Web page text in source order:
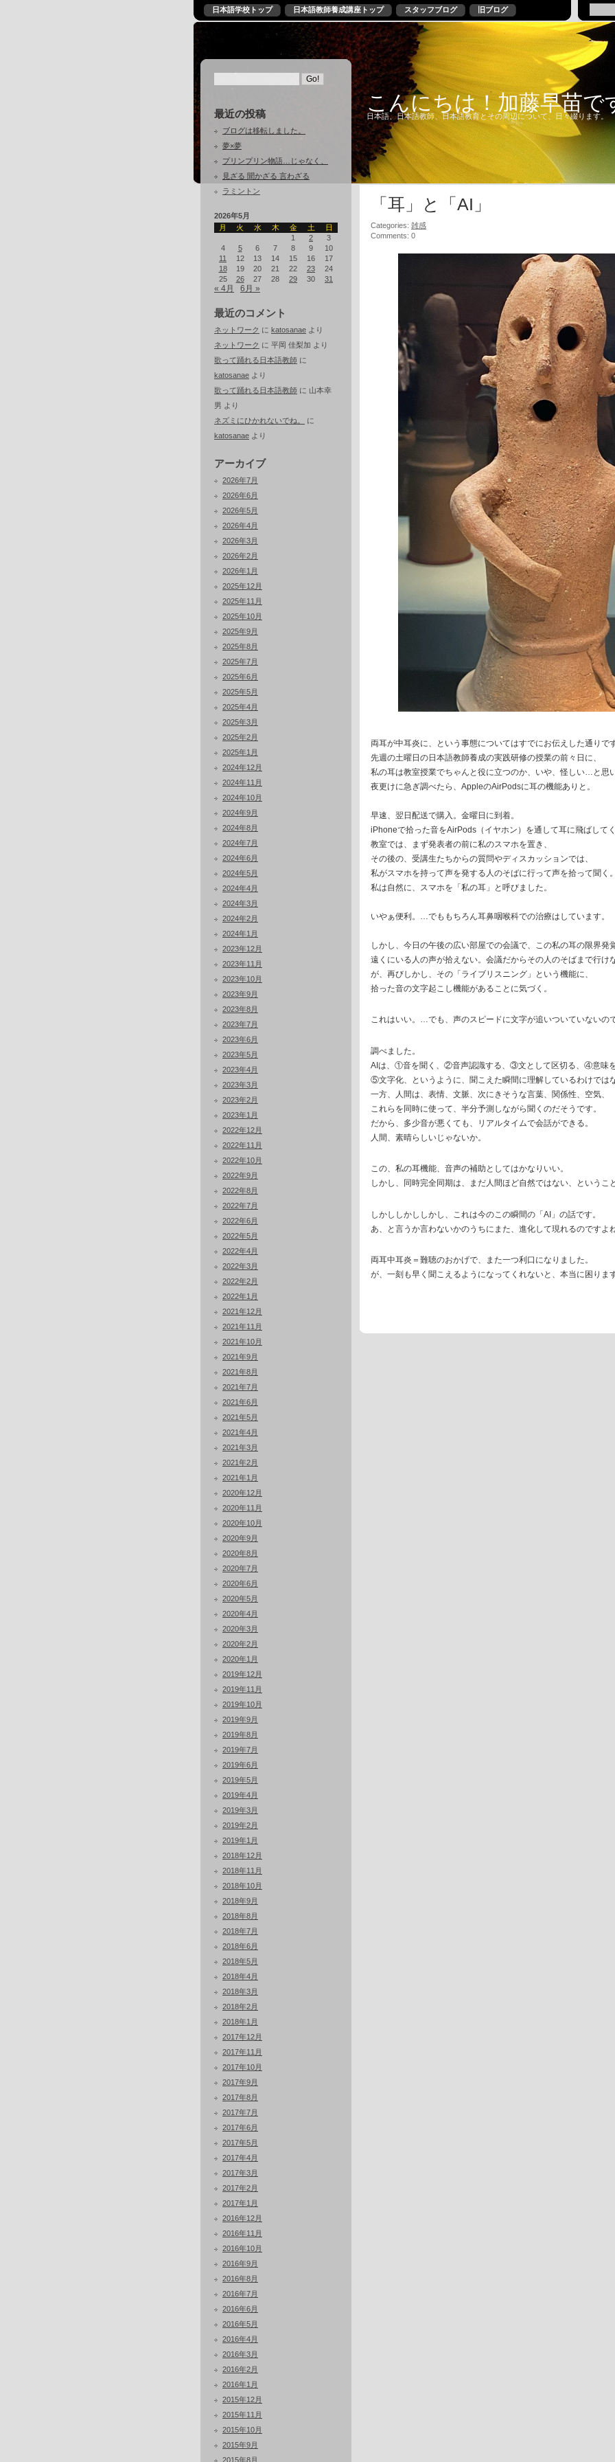
日本語学校トップ 日本語教師養成講座トップ スタッフブログ 旧ブログ
最近の投稿
ブログは移転しました。
夢×夢
プリンプリン物語…じゃなく、
見ざる 聞かざる 言わざる
ラミントン
2026年5月
月
火 水 木 金 土
日
1
2
3
4
5 6 7 8 9
10
11
12 13 14 15 16
17
18
19 20 21 22 23
24
25
26 27 28 29 30 31
« 4月 6月 »
最近のコメント
ネットワーク に katosanae より
ネットワーク に 平岡 佳梨加 より
歌って踊れる日本語教師 に
katosanae より
歌って踊れる日本語教師 に 山本幸
男 より
ネズミにひかれないでね。
に
katosanae より
アーカイブ
2026年7月
2026年6月
2026年5月
2026年4月
2026年3月
2026年2月
2026年1月
2025年12月
2025年11月
2025年10月
2025年9月
2025年8月
2025年7月
2025年6月
2025年5月
2025年4月
2025年3月
2025年2月
2025年1月
2024年12月
2024年11月
2024年10月
2024年9月
2024年8月
2024年7月
2024年6月
2024年5月
2024年4月
2024年3月
2024年2月
2024年1月
2023年12月
2023年11月
2023年10月
2023年9月
2023年8月
2023年7月
2023年6月
2023年5月
2023年4月
2023年3月
2023年2月
2023年1月
2022年12月
2022年11月
2022年10月
2022年9月
2022年8月
2022年7月
2022年6月
2022年5月
2022年4月
2022年3月
2022年2月
2022年1月
2021年12月
2021年11月
2021年10月
2021年9月
2021年8月
2021年7月
2021年6月
2021年5月
2021年4月
2021年3月
2021年2月
2021年1月
2020年12月
2020年11月
2020年10月
2020年9月
2020年8月
2020年7月
2020年6月
2020年5月
2020年4月
2020年3月
2020年2月
2020年1月
2019年12月
2019年11月
2019年10月
2019年9月
2019年8月
2019年7月
2019年6月
2019年5月
2019年4月
2019年3月
2019年2月
2019年1月
2018年12月
2018年11月
2018年10月
2018年9月
2018年8月
2018年7月
2018年6月
2018年5月
2018年4月
2018年3月
2018年2月
2018年1月
2017年12月
2017年11月
2017年10月
2017年9月
2017年8月
2017年7月
2017年6月
2017年5月
2017年4月
2017年3月
2017年2月
2017年1月
2016年12月
2016年11月
2016年10月
2016年9月
2016年8月
2016年7月
2016年6月
2016年5月
2016年4月
2016年3月
2016年2月
2016年1月
2015年12月
2015年11月
2015年10月
2015年9月
2015年8月
こんにちは！加藤早苗で
日本語、日本語教師、日本語教育とその周辺について、日々綴ります。
「耳」と「AI」
Categories: 雑感
Comments: 0
両耳が中耳炎に、という事態についてはすでにお伝えした通りで
先週の土曜日の日本語教師養成の実践研修の授業の前々日に、
私の耳は教室授業でちゃんと役に立つのか、いや、怪しい…と思
夜更けに急ぎ調べたら、AppleのAirPodsに耳の機能ありと。
早速、翌日配送で購入。金曜日に到着。
iPhoneで拾った音をAirPods（イヤホン）を通して耳に飛ばして
教室では、まず発表者の前に私のスマホを置き、
その後の、受講生たちからの質問やディスカッションでは、
私がスマホを持って声を発する人のそばに行って声を拾って聞く
私は自然に、スマホを「私の耳」と呼びました。
いやぁ便利。…でももちろん耳鼻咽喉科での治療はしています。
しかし、今日の午後の広い部屋での会議で、この私の耳の限界発
遠くにいる人の声が拾えない。会議だからその人のそばまで行け
が、再びしかし、その「ライブリスニング」という機能に、
拾った音の文字起こし機能があることに気づく。
これはいい。…でも、声のスピードに文字が追いついていないの
調べました。
AIは、①音を聞く、②音声認識する、③文として区切る、④意味
⑤文字化、というように、聞こえた瞬間に理解しているわけでは
一方、人間は、表情、文脈、次にきそうな言葉、関係性、空気、
これらを同時に使って、半分予測しながら聞くのだそうです。
だから、多少音が悪くても、リアルタイムで会話ができる。
人間、素晴らしいじゃないか。
この、私の耳機能、音声の補助としてはかなりいい。
しかし、同時完全同期は、まだ人間ほど自然ではない、というこ
しかししかししかし、これは今のこの瞬間の「AI」の話です。
あ、と言うか言わないかのうちにまた、進化して現れるのですよ
両耳中耳炎＝難聴のおかげで、また一つ利口になりました。
が、一刻も早く聞こえるようになってくれないと、本当に困りま